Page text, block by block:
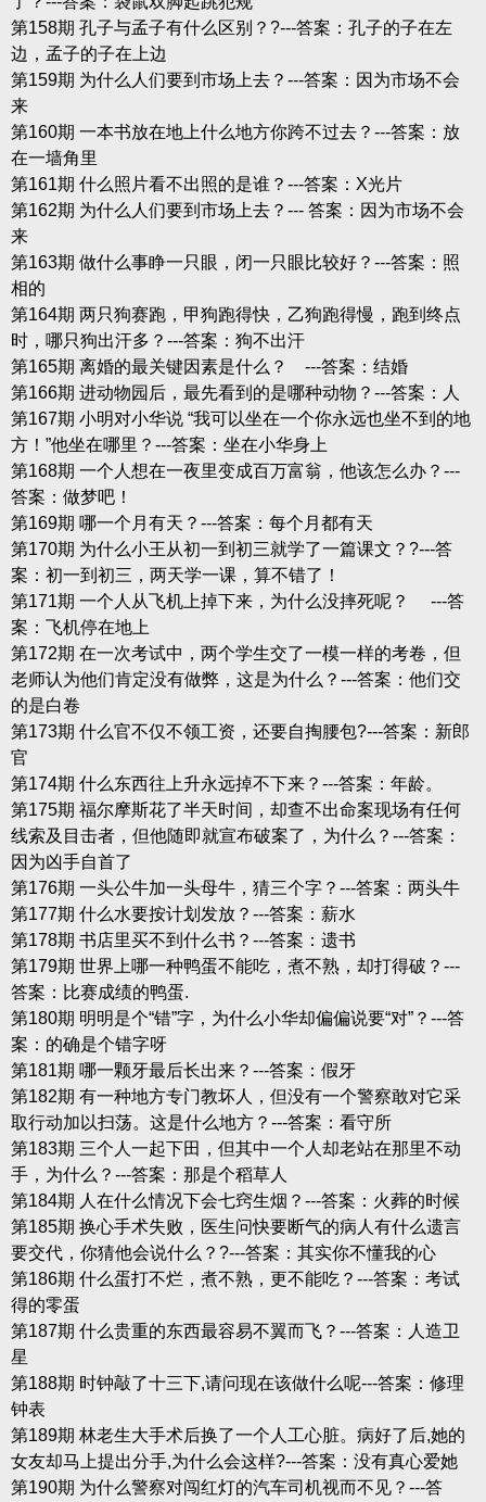
第158期 孔子与孟子有什么区别？?---答案：孔子的子在左
边，孟子的子在上边
第159期 为什么人们要到市场上去？---答案：因为市场不会
来
第160期 一本书放在地上什么地方你跨不过去？---答案：放
在一墙角里
第161期 什么照片看不出照的是谁？---答案：X光片
第162期 为什么人们要到市场上去？--- 答案：因为市场不会
来
第163期 做什么事睁一只眼，闭一只眼比较好？---答案：照
相的
第164期 两只狗赛跑，甲狗跑得快，乙狗跑得慢，跑到终点
时，哪只狗出汗多？---答案：狗不出汗
第165期 离婚的最关键因素是什么？ ---答案：结婚
第166期 进动物园后，最先看到的是哪种动物？---答案：人
第167期 小明对小华说 “我可以坐在一个你永远也坐不到的地
方！”他坐在哪里？---答案：坐在小华身上
第168期 一个人想在一夜里变成百万富翁，他该怎么办？---
答案：做梦吧！
第169期 哪一个月有天？---答案：每个月都有天
第170期 为什么小王从初一到初三就学了一篇课文？?---答
案：初一到初三，两天学一课，算不错了！
第171期 一个人从飞机上掉下来，为什么没摔死呢？ ---答
案：飞机停在地上
第172期 在一次考试中，两个学生交了一模一样的考卷，但
老师认为他们肯定没有做弊，这是为什么？---答案：他们交
的是白卷
第173期 什么官不仅不领工资，还要自掏腰包?---答案：新郎
官
第174期 什么东西往上升永远掉不下来？---答案：年龄。
第175期 福尔摩斯花了半天时间，却查不出命案现场有任何
线索及目击者，但他随即就宣布破案了，为什么？---答案：
因为凶手自首了
第176期 一头公牛加一头母牛，猜三个字？---答案：两头牛
第177期 什么水要按计划发放？---答案：薪水
第178期 书店里买不到什么书？---答案：遗书
第179期 世界上哪一种鸭蛋不能吃，煮不熟，却打得破？---
答案：比赛成绩的鸭蛋.
第180期 明明是个“错”字，为什么小华却偏偏说要“对”？---答
案：的确是个错字呀
第181期 哪一颗牙最后长出来？---答案：假牙
第182期 有一种地方专门教坏人，但没有一个警察敢对它采
取行动加以扫荡。这是什么地方？---答案：看守所
第183期 三个人一起下田，但其中一个人却老站在那里不动
手，为什么？---答案：那是个稻草人
第184期 人在什么情况下会七窍生烟？---答案：火葬的时候
第185期 换心手术失败，医生问快要断气的病人有什么遗言
要交代，你猜他会说什么？?---答案：其实你不懂我的心
第186期 什么蛋打不烂，煮不熟，更不能吃？---答案：考试
得的零蛋
第187期 什么贵重的东西最容易不翼而飞？---答案：人造卫
星
第188期 时钟敲了十三下,请问现在该做什么呢---答案：修理
钟表
第189期 林老生大手术后换了一个人工心脏。病好了后,她的
女友却马上提出分手,为什么会这样?---答案：没有真心爱她
第190期 为什么警察对闯红灯的汽车司机视而不见？---答